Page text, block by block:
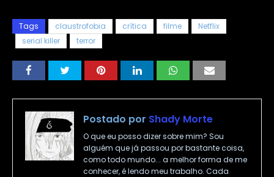
Tags claustrofobia crítica filme
Netflix
serial killer
terror
Postado por Shady Morte
O que eu posso dizer sobre mim? Sou
alguém que já passou por bastante coisa,
como todo mundo... a melhor forma de me
conhecer, é lendo meu trabalho. Cada